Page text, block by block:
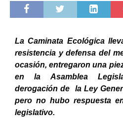
La Caminata Ecológica
resistencia y defensa del
ocasión, entregaron una
en la Asamblea
derogación de la Ley
pero no hubo respuesta
legislativo.